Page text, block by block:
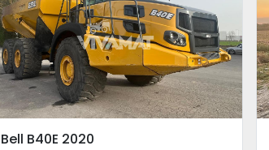
Bell B40E 2020